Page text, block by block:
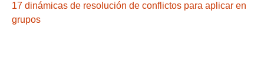
17 dinámicas de resolución de conflictos para aplicar en
grupos